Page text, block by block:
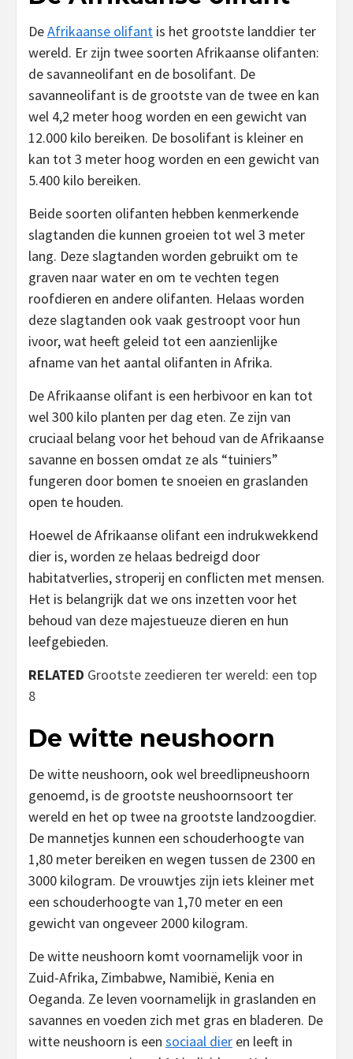
DeAfrikaanse olifant is het grootste landdier ter
wereld. Er zijn twee soorten Afrikaanse olifanten:
de savanneolifant en de bosolifant. De
savanneolifant is de grootste van de twee en kan
wel 4,2 meter hoog worden en een gewicht van
12.000 kilo bereiken. De bosolifant is kleiner en
kan tot 3 meter hoog worden en een gewicht van
5.400 kilo bereiken.
Beide soorten olifanten hebben kenmerkende
slagtanden die kunnen groeien tot wel 3 meter
lang. Deze slagtanden worden gebruikt om te
graven naar water en om te vechten tegen
roofdieren en andere olifanten. Helaas worden
deze slagtanden ook vaak gestroopt voor hun
ivoor, wat heeft geleid tot een aanzienlijke
afname van het aantal olifanten in Afrika.
De Afrikaanse olifant is een herbivoor en kan tot
wel 300 kilo planten per dag eten. Ze zijn van
cruciaal belang voor het behoud van de Afrikaanse
savanne en bossen omdat ze als “tuiniers”
fungeren door bomen te snoeien en graslanden
open te houden.
Hoewel de Afrikaanse olifant een indrukwekkend
dier is, worden ze helaas bedreigd door
habitatverlies, stroperij en conflicten met mensen.
Het is belangrijk dat we ons inzetten voor het
behoud van deze majestueuze dieren en hun
leefgebieden.
RELATED Grootste zeedieren ter wereld: een top
8
De witte neushoorn
De witte neushoorn, ook wel breedlipneushoorn
genoemd, is de grootste neushoornsoort ter
wereld en het op twee na grootste landzoogdier.
De mannetjes kunnen een schouderhoogte van
1,80 meter bereiken en wegen tussen de 2300 en
3000 kilogram. De vrouwtjes zijn iets kleiner met
een schouderhoogte van 1,70 meter en een
gewicht van ongeveer 2000 kilogram.
De witte neushoorn komt voornamelijk voor in
Zuid-Afrika, Zimbabwe, Namibië, Kenia en
Oeganda. Ze leven voornamelijk in graslanden en
savannes en voeden zich met gras en bladeren. De
witte neushoorn is een sociaal dier en leeft in